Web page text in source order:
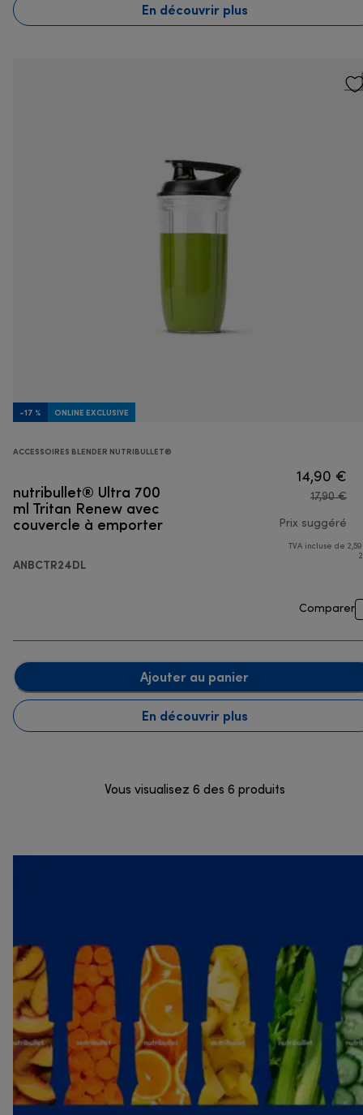
En découvrir plus
-17 % ONLINE EXCLUSIVE
ACCESSOIRES BLENDER NUTRIBULLET®
nutribullet® Ultra 700
ml Tritan Renew avec
couvercle à emporter
ANBCTR24DL
14,90 €
17,90 €
Prix suggéré
TVA incluse de
Comparer
Ajouter au panier
En découvrir plus
Vous visualisez 6 des 6 produits